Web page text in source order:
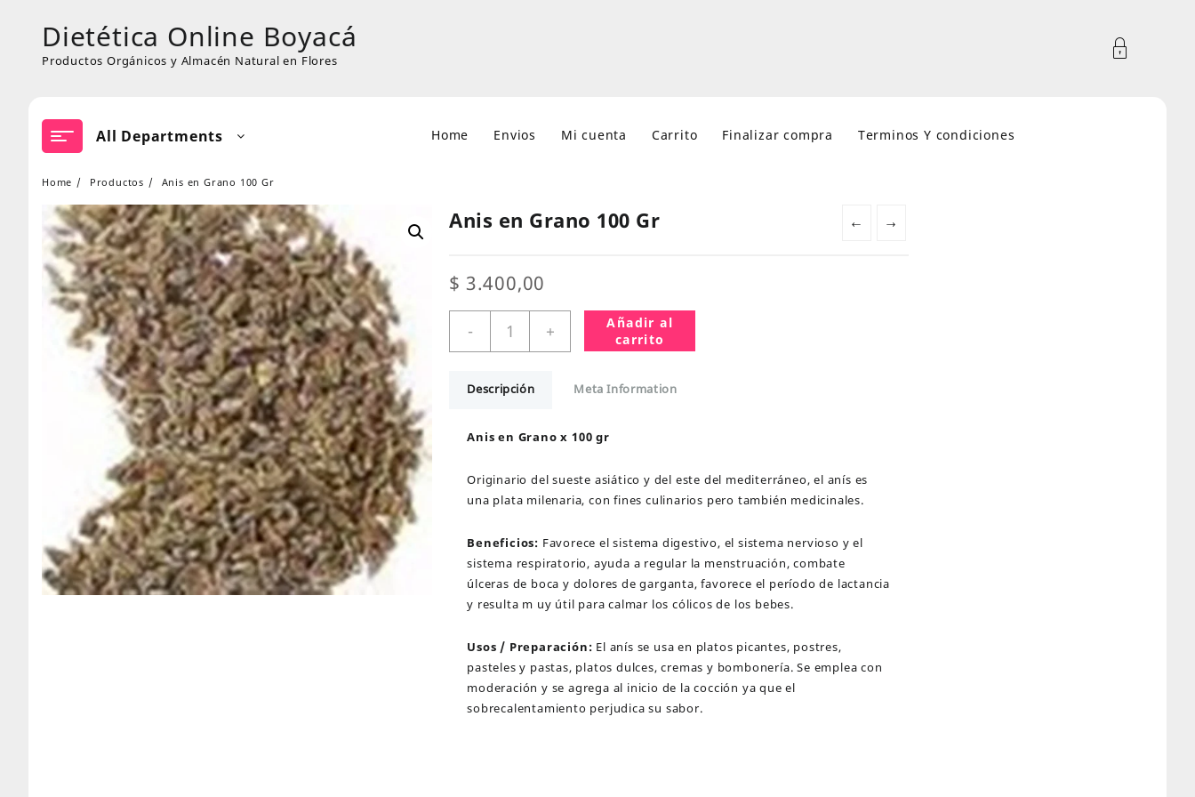
contentDietética Online Boyacá
Productos Orgánicos y Almacén Natural en Flores
All Departments Home Envios Mi cuenta Carrito Finalizar compra Terminos Y condiciones
Home Productos Anis en Grano 100 Gr
← →
Anis en Grano 100 Gr
$ 3.400,00
-
Grano
Gr
+
Añadir al
carrito
Descripción Meta Information
Anis en Grano x 100 gr
Originario del sueste asiático y del este del mediterráneo, el anís es
una plata milenaria, con fines culinarios pero también medicinales.
Beneficios: Favorece el sistema digestivo, el sistema nervioso y el
sistema respiratorio, ayuda a regular la menstruación, combate
úlceras de boca y dolores de garganta, favorece el período de lactancia
y resulta m uy útil para calmar los cólicos de los bebes.
Usos / Preparación: El anís se usa en platos picantes, postres,
pasteles y pastas, platos dulces, cremas y bombonería. Se emplea con
moderación y se agrega al inicio de la cocción ya que el
sobrecalentamiento perjudica su sabor.